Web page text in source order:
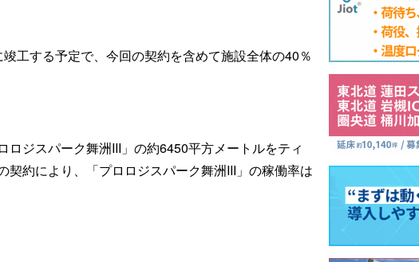
工する予定で、今回の契約を含めて施設全体の40％
ロジスパーク舞洲III」の約6450平方メートルをティ
契約により、「プロロジスパーク舞洲III」の稼働率は